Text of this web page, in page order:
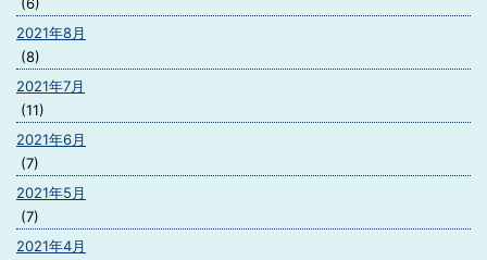
2021年8月
(8)
2021年7月
(11)
2021年6月
(7)
2021年5月
(7)
2021年4月